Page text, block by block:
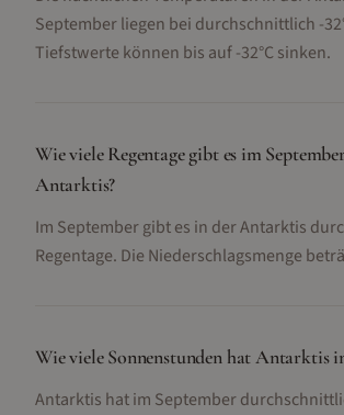
September liegen bei durchschnittlich -
Tiefstwerte können bis auf -32°C sinken.
Wie viele Regentage gibt es im
Antarktis?
Im September gibt es in der Antarktis
Regentage. Die Niederschlagsmenge
Wie viele Sonnenstunden hat Antarktis
Antarktis hat im September